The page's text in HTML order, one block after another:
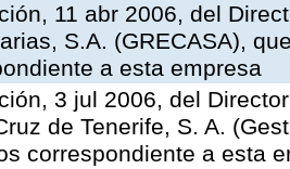
11 abr 2006, del
S.A. (GRECASA),
a esta empresa
3 jul 2006, del
de Tenerife, S. A.
correspondiente a esta